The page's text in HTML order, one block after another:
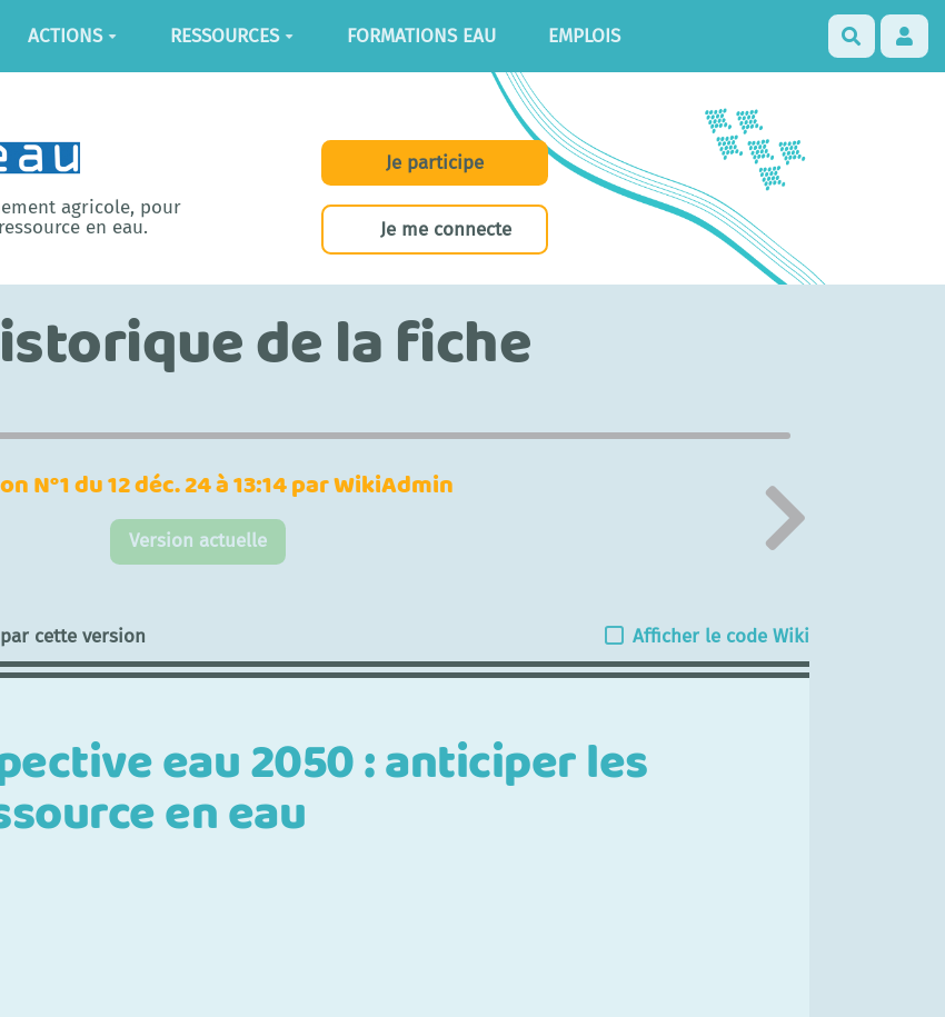
ACTIONS RESSOURCES FORMATIONS EAU EMPLOIS
agricole, pour
en eau.
Je participe
Je me connecte
de la fiche
N°1 du 12 déc. 24 à 13:14 par WikiAdmin
Version actuelle
cette version Afficher le code Wiki
eau 2050 : anticiper les
en eau